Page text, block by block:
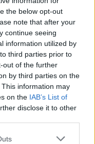
the below opt-out
note that after your
continue seeing
information utilized by
third parties prior to
out of the further
by third parties on the
This information may
on the IAB’s List of
disclose it to other
843 μέσα
πρόγραμμα
605
ζημιές σε